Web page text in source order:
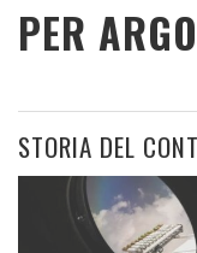
PER
STORIA DEL